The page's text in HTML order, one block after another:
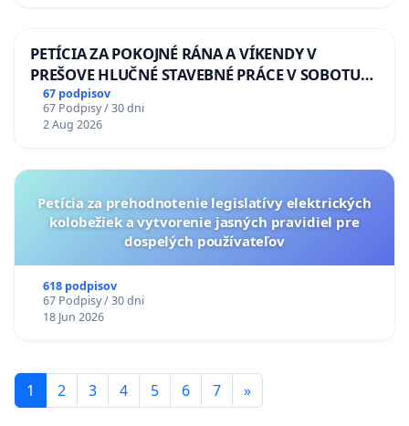
PETÍCIA ZA POKOJNÉ RÁNA A VÍKENDY V
PREŠOVE HLUČNÉ STAVEBNÉ PRÁCE V SOBOTU
LEN OD 9.00 DO 13.00 HOD., CEZ PRACOVNÝ
TÝŽDEŇ CIEĽ 8.00 – 18.00 HOD. A PRAVIDELNÁ
KONTROLA STAVBY C-AREA NA
67 podpisov
67 Podpisy / 30 dni
2 Aug 2026
Petícia za prehodnotenie legislatívy elektrických
kolobežiek a vytvorenie jasných pravidiel pre
dospelých používateľov
618 podpisov
67 Podpisy / 30 dni
18 Jun 2026
1 2 3 4 5 6 7 »